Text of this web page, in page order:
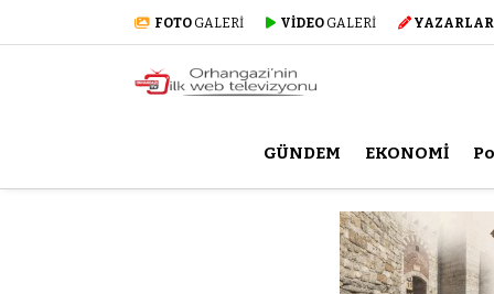
FOTO GALERİ VİDEO GALERİ YAZARLAR
GÜNDEM EKONOMİ